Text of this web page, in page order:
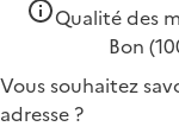
Qualité des
Bon
Vous souhaitez
adresse ?